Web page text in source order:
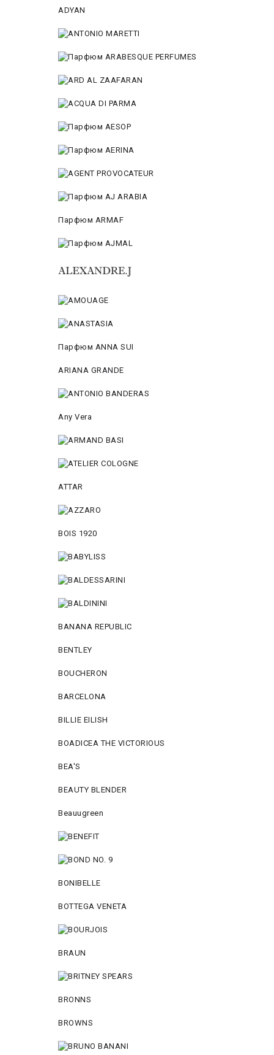
ADYAN
Парфюм ARMAF
Парфюм ANNA SUI
ARIANA GRANDE
Any Vera
ATTAR
BOIS 1920
BANANA REPUBLIC
BENTLEY
BOUCHERON
BARCELONA
BILLIE EILISH
BOADICEA THE VICTORIOUS
BEA'S
BEAUTY BLENDER
Beauugreen
BONIBELLE
BOTTEGA VENETA
BRAUN
BRONNS
BROWNS